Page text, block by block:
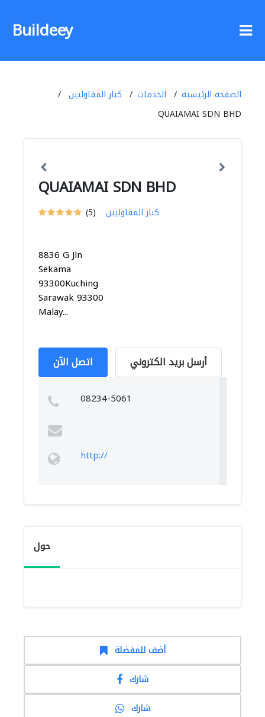
Buildeey
الصفحة الرئيسية الخدمات
كبار المقاوليين
QUAIAMAI SDN BHD
QUAIAMAI SDN BHD
(5) كبار المقاوليين
8836 G Jln
Sekama
93300Kuching
Sarawak 93300
Malay...
اتصل الآن أرسل بريد الكتروني
08234-5061
http://
حول
أضف للمفضلة
شارك
شارك